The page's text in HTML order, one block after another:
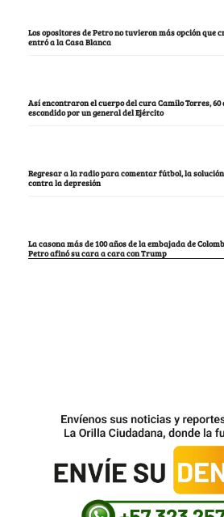
Los opositores de Petro no tuvieron más opción
entró a la Casa Blanca
Así encontraron el cuerpo del cura Camilo Torres, 60
escondido por un general del Ejército
Regresar a la radio para comentar fútbol, la
contra la depresión
La casona más de 100 años de la embajada de
Petro afinó su cara a cara con Trump